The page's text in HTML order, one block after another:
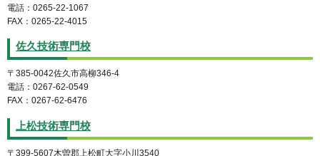
電話：0265-22-1067
FAX：0265-22-4015
佐久技術専門校
〒385-0042佐久市高柳346-4
電話：0267-62-0549
FAX：0267-62-6476
上松技術専門校
〒399-5607木曽郡上松町大字小川3540